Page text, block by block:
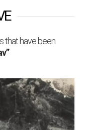
that have been